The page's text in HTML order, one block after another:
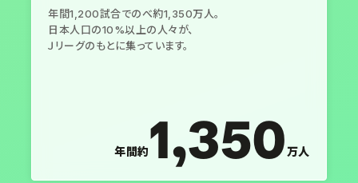
年間1,200試合でのべ約1,350万人。
日本人口の10%以上の人々が、
Ｊリーグのもとに集っています。
年間約1,350 万人